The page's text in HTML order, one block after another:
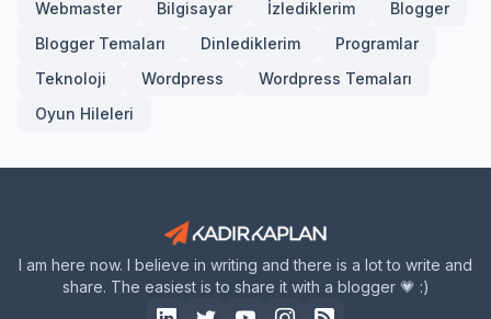
Webmaster
Bilgisayar İzlediklerim
Blogger
Blogger Temaları
Dinlediklerim
Programlar
Teknoloji
Wordpress
Wordpress Temaları
Oyun Hileleri
I am here now. I believe in writing and there is a lot to write and
share. The easiest is to share it with a blogger 💗 :)